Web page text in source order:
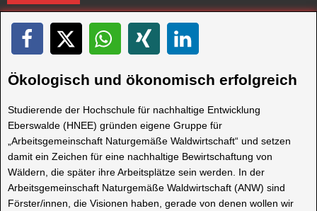
Ökologisch und ökonomisch erfolgreich
Studierende der Hochschule für nachhaltige Entwicklung
Eberswalde (HNEE) gründen eigene Gruppe für
„Arbeitsgemeinschaft Naturgemäße Waldwirtschaft“ und setzen
damit ein Zeichen für eine nachhaltige Bewirtschaftung von
Wäldern, die später ihre Arbeitsplätze sein werden. In der
Arbeitsgemeinschaft Naturgemäße Waldwirtschaft (ANW) sind
Förster/innen, die Visionen haben, gerade von denen wollen wir